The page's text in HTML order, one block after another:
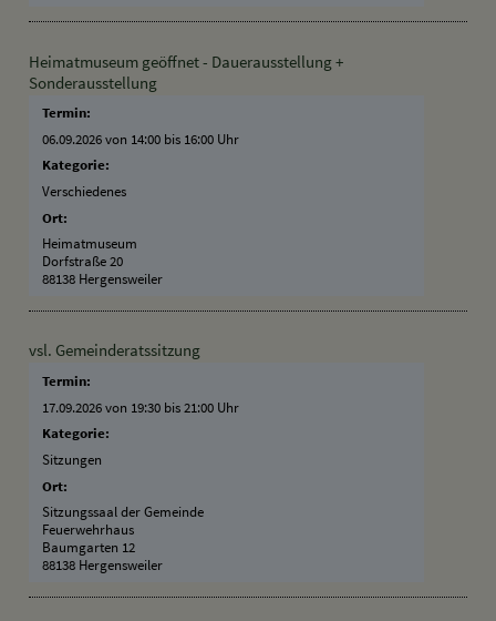
Heimatmuseum geöffnet - Dauerausstellung +
Sonderausstellung
Termin:
06.09.2026 von 14:00 bis 16:00 Uhr
Kategorie:
Verschiedenes
Ort:
Heimatmuseum
Dorfstraße 20
88138 Hergensweiler
vsl. Gemeinderatssitzung
Termin:
17.09.2026 von 19:30 bis 21:00 Uhr
Kategorie:
Sitzungen
Ort:
Sitzungssaal der Gemeinde
Feuerwehrhaus
Baumgarten 12
88138 Hergensweiler